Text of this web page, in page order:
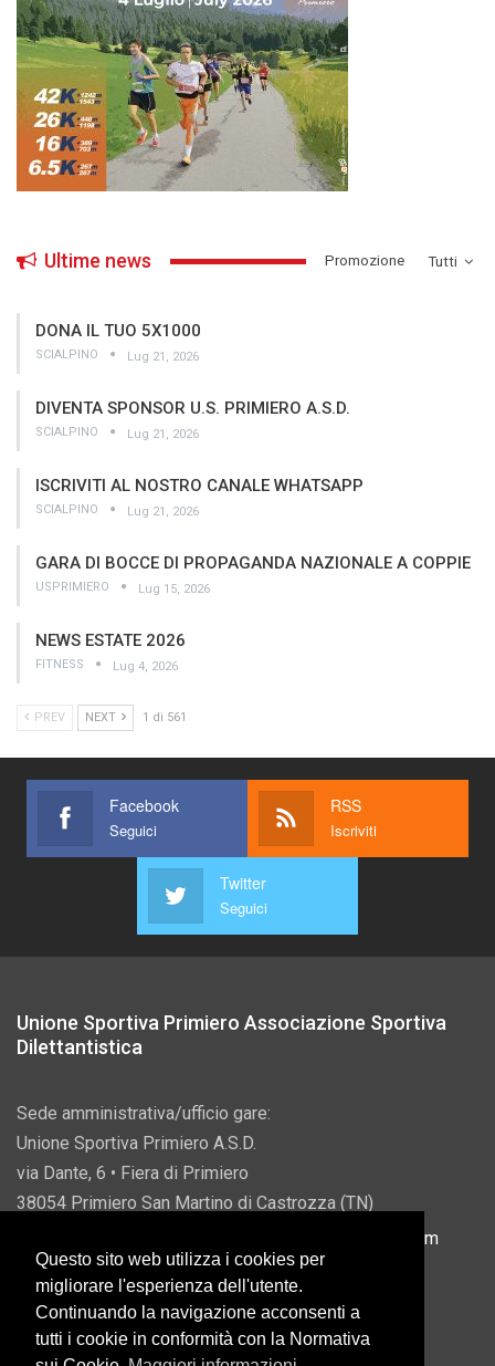
Tutti
Ultime news ­Promozione
DONA IL TUO 5X1000
SCIALPINO Lug 21, 2026
DIVENTA SPONSOR U.S. PRIMIERO A.S.D.
SCIALPINO Lug 21, 2026
ISCRIVITI AL NOSTRO CANALE WHATSAPP
SCIALPINO Lug 21, 2026
GARA DI BOCCE DI PROPAGANDA NAZIONALE A COPPIE
USPRIMIERO Lug 15, 2026
NEWS ESTATE 2026
FITNESS Lug 4, 2026
PREV NEXT 1 di 561
Facebook
Seguici
RSS
Iscriviti
Twitter
Seguici
Unione Sportiva Primiero Associazione Sportiva
Dilettantistica
Sede amministrativa/ufficio gare:
Unione Sportiva Primiero A.S.D.
via Dante, 6 • Fiera di Primiero
38054 Primiero San Martino di Castrozza (TN)
info@usprimiero.com
Vantaggi da Pubblica Amministrazione
Questo sito web utilizza i cookies per
migliorare l'esperienza dell'utente.
Continuando la navigazione acconsenti a
tutti i cookie in conformità con la Normativa